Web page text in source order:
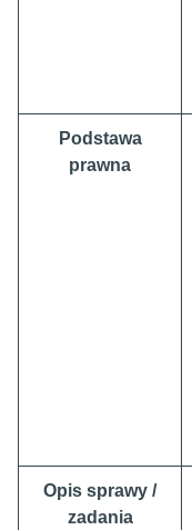
Podstawa
prawna
Opis sprawy /
zadania